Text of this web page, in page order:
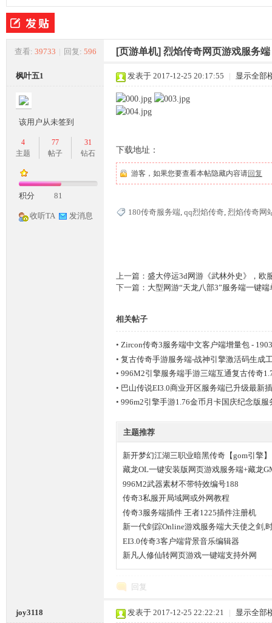
夜 » › › ›
查看: 39733 | 回复: 596 [页游单机] 烈焰传奇网页游戏服务
枫叶五1
该用户从未签到
4
主题
77
帖子
31
钻石
积分 81
收听TA 发消息
发表于 2017-12-25 20:17:55 | 显示全部
下载地址：
游客，如果您要查看本帖隐藏内容请回复
180传奇服务端, qq烈焰传奇, 烈焰传奇网
上一篇： 盛大停运3d网游《武林外史》，欧
下一篇： 大型网游“天龙八部3”服务端一键
相关帖子
• Zircon传奇3服务端中文客户端增量包 -
• 复古传奇手游服务端-战神引擎激活码生成
• 996M2引擎服务端手游三端互通复古传奇
• 巴山传说EI3.0商业开区服务端已升级最新
• 996m2引擎手游1.76金币月卡国庆纪念版服
主题推荐
新开梦幻江湖三职业暗黑传奇【gom引擎】
藏龙OL一键安装版网页游戏服务端+藏龙
996M2武器素材不带特效编号188
传奇3私服开局域网或外网教程
传奇3服务端插件 王者1225插件注册机
新一代剑踪Online游戏服务端大天使之剑,
EI3.0传奇3客户端背景音乐编辑器
新凡人修仙转网页游戏一键端支持外网
回复
joy3118 发表于 2017-12-25 22:22:21 | 显示全部